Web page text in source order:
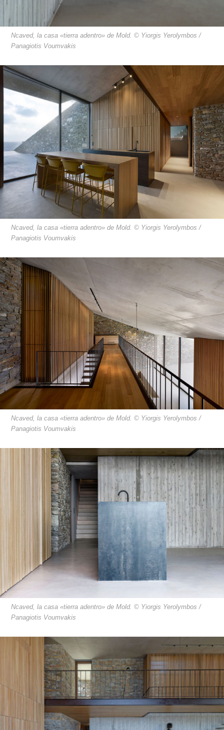
Ncaved, la casa «tierra adentro» de Mold. © Yiorgis Yerolymbos /
Panagiotis Voumvakis
Ncaved, la casa «tierra adentro» de Mold. © Yiorgis Yerolymbos /
Panagiotis Voumvakis
Ncaved, la casa «tierra adentro» de Mold. © Yiorgis Yerolymbos /
Panagiotis Voumvakis
Ncaved, la casa «tierra adentro» de Mold. © Yiorgis Yerolymbos /
Panagiotis Voumvakis